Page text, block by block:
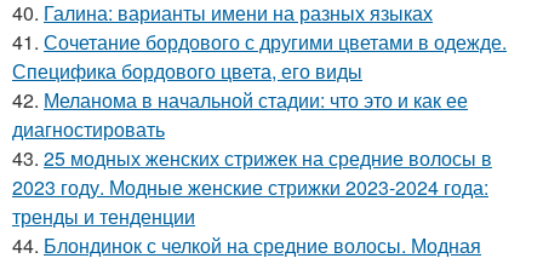
40. Галина: варианты имени на разных языках
41. Сочетание бордового с другими цветами в одежде.
Специфика бордового цвета, его виды
42. Меланома в начальной стадии: что это и как ее
диагностировать
43. 25 модных женских стрижек на средние волосы в
2023 году. Модные женские стрижки 2023-2024 года:
тренды и тенденции
44. Блондинок с челкой на средние волосы. Модная